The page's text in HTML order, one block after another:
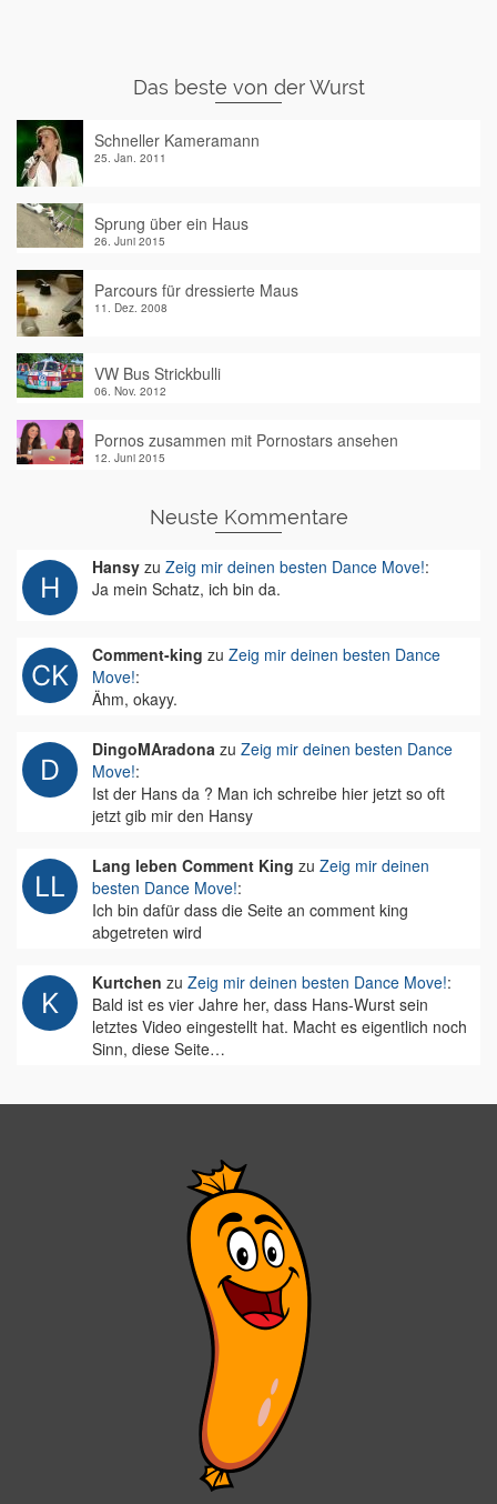
Das beste von der Wurst
Schneller Kameramann
25. Jan. 2011
Sprung über ein Haus
26. Juni 2015
Parcours für dressierte Maus
11. Dez. 2008
VW Bus Strickbulli
06. Nov. 2012
Pornos zusammen mit Pornostars ansehen
12. Juni 2015
Neuste Kommentare
Hansy zu Zeig mir deinen besten Dance Move!:
Ja mein Schatz, ich bin da.
Comment-king zu Zeig mir deinen besten Dance
Move!:
Ähm, okayy.
DingoMAradona zu Zeig mir deinen besten Dance
Move!:
Ist der Hans da ? Man ich schreibe hier jetzt so oft
jetzt gib mir den Hansy
Lang leben Comment King zu Zeig mir deinen
besten Dance Move!:
Ich bin dafür dass die Seite an comment king
abgetreten wird
Kurtchen zu Zeig mir deinen besten Dance Move!:
Bald ist es vier Jahre her, dass Hans-Wurst sein
letztes Video eingestellt hat. Macht es eigentlich noch
Sinn, diese Seite…